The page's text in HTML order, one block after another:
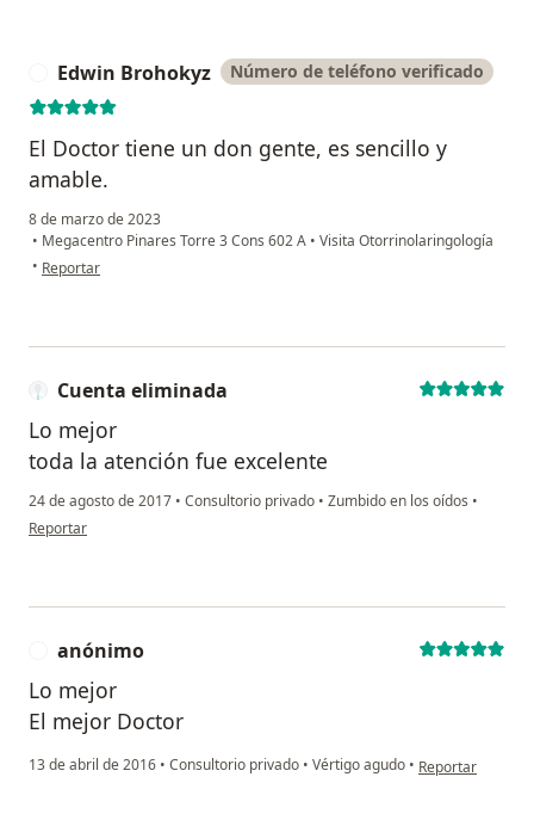
Edwin Brohokyz Número de teléfono verificado
El Doctor tiene un don gente, es sencillo y
amable.
8 de marzo de 2023
• Megacentro Pinares Torre 3 Cons 602 A • Visita Otorrinolaringología
• en opinión del usuario Edwin Brohokyz
Reportar
Cuenta eliminada
Lo mejor
toda la atención fue excelente
24 de agosto de 2017 • Consultorio privado • Zumbido en los oídos •
en opinión del usuario Cuenta eliminada
Reportar
anónimo
Lo mejor
El mejor Doctor
13 de abril de 2016 • Consultorio privado • Vértigo agudo • en opinión del
Reportar